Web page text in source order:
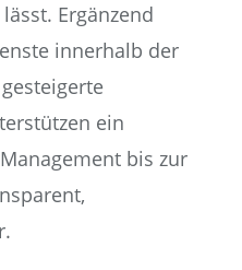
Ergänzend
innerhalb der
ein
bis zur